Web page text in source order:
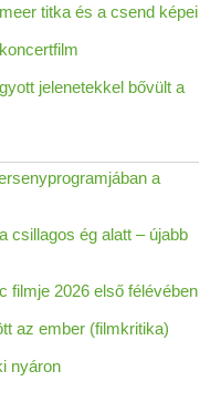
titka és a csend képei
jelenetekkel bővült a
a
csillagos ég alatt – újabb
filmje 2026 első félévében
az ember (filmkritika)
nyáron